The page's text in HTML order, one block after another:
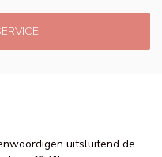
uitsluitend de